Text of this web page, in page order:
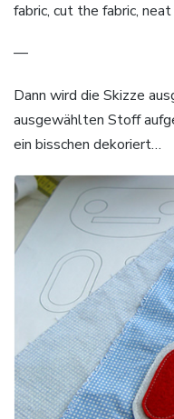
fabric, cut the fabric,
—
Dann wird die Skizze
ausgewählten Stoff
ein bisschen dekoriert…